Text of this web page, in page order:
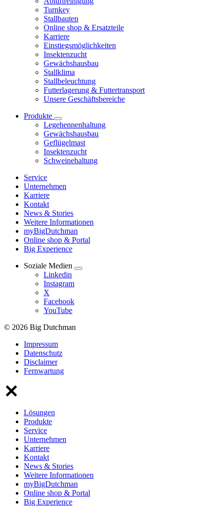
Turnkey
Stallbauten
Online shop & Ersatzteile
Karriere
Einstiegsmöglichkeiten
Insektenzucht
Gewächshausbau
Stallklima
Stallbeleuchtung
Futterlagerung & Futtertransport
Unsere Geschäftsbereiche
Produkte
Legehennenhaltung
Gewächshausbau
Geflügelmast
Insektenzucht
Schweinehaltung
Service
Unternehmen
Karriere
Kontakt
News & Stories
Weitere Informationen
myBigDutchman
Online shop & Portal
Big Experience
Soziale Medien
Linkedin
Instagram
X
Facebook
YouTube
© 2026 Big Dutchman
Impressum
Datenschutz
Disclaimer
Fernwartung
Lösungen
Produkte
Service
Unternehmen
Karriere
Kontakt
News & Stories
Weitere Informationen
myBigDutchman
Online shop & Portal
Big Experience